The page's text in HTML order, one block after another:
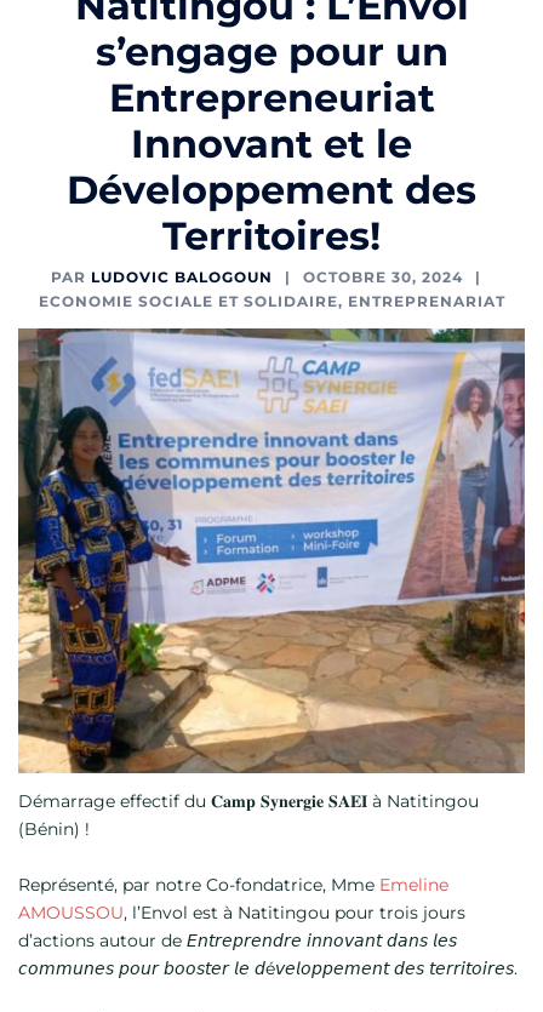
s’engage pour un
Entrepreneuriat
Innovant et le
Développement des
Territoires!
PAR LUDOVIC BALOGOUN
OCTOBRE 30, 2024
ECONOMIE SOCIALE ET SOLIDAIRE, ENTREPRENARIAT
Démarrage effectif du 𝐂𝐚𝐦𝐩 𝐒𝐲𝐧𝐞𝐫𝐠𝐢𝐞 𝐒𝐀𝐄𝐈 à Natitingou
(Bénin) !
Représenté, par notre Co-fondatrice, Mme Emeline
AMOUSSOU, l’Envol est à Natitingou pour trois jours
d’actions autour de 𝘌𝘯𝘵𝘳𝘦𝘱𝘳𝘦𝘯𝘥𝘳𝘦 𝘪𝘯𝘯𝘰𝘷𝘢𝘯𝘵 𝘥𝘢𝘯𝘴 𝘭𝘦𝘴
𝘤𝘰𝘮𝘮𝘶𝘯𝘦𝘴 𝘱𝘰𝘶𝘳 𝘣𝘰𝘰𝘴𝘵𝘦𝘳 𝘭𝘦 𝘥é𝘷𝘦𝘭𝘰𝘱𝘱𝘦𝘮𝘦𝘯𝘵 𝘥𝘦𝘴 𝘵𝘦𝘳𝘳𝘪𝘵𝘰𝘪𝘳𝘦𝘴.